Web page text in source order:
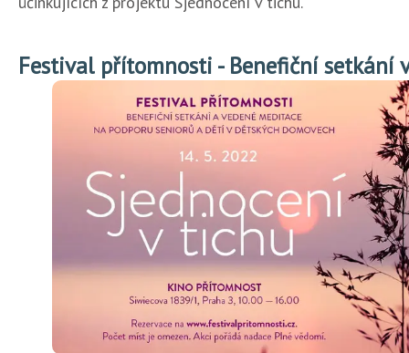
Festival přítomnosti - Benefiční setkání